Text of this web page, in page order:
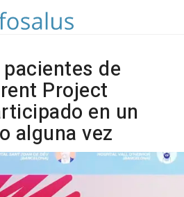
de
Project
en un
alguna vez